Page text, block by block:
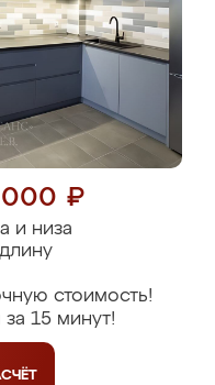
000 ₽
и низа
стоимость!
15 минут!